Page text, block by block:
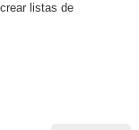
listas de